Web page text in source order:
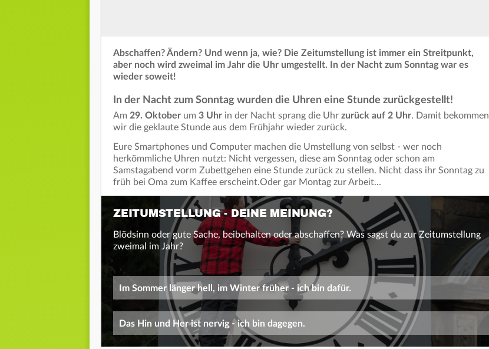
Abschaffen? Ändern? Und wenn ja, wie? Die Zeitumstellung ist immer ein Streitpunkt,
aber noch wird zweimal im Jahr die Uhr umgestellt. In der Nacht zum Sonntag war es
wieder soweit!
In der Nacht zum Sonntag wurden die Uhren eine Stunde zurückgestellt!
Am 29. Oktober um 3 Uhr in der Nacht sprang die Uhr zurück auf 2 Uhr. Damit bekommen
wir die geklaute Stunde aus dem Frühjahr wieder zurück.
Eure Smartphones und Computer machen die Umstellung von selbst - wer noch
herkömmliche Uhren nutzt: Nicht vergessen, diese am Sonntag oder schon am
Samstagabend vorm Zubettgehen eine Stunde zurück zu stellen. Nicht dass ihr Sonntag zu
früh bei Oma zum Kaffee erscheint.Oder gar Montag zur Arbeit...
ZEITUMSTELLUNG - DEINE MEINUNG?
Blödsinn oder gute Sache, beibehalten oder abschaffen? Was sagst du zur Zeitumstellung
zweimal im Jahr?
Im Sommer länger hell, im Winter früher - ich bin dafür.
Das Hin und Her ist nervig - ich bin dagegen.